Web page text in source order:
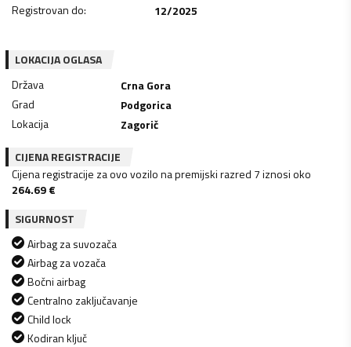
Registrovan do: 12/2025
LOKACIJA OGLASA
Država
Crna Gora
Grad
Podgorica
Lokacija
Zagorič
CIJENA REGISTRACIJE
Cijena registracije za ovo vozilo na premijski razred 7 iznosi oko
264.69€
SIGURNOST
Airbag za suvozača
Airbag za vozača
Bočni airbag
Centralno zaključavanje
Child lock
Kodiran ključ